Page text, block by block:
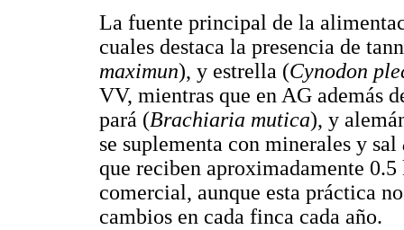
La fuente principal de la
cuales destaca la presencia de
maximun), y estrella (Cynodon
VV, mientras que en AG además
pará (Brachiaria mutica), y
se suplementa con minerales y sal
que reciben aproximadamente
comercial, aunque esta práctica
cambios en cada finca cada año.